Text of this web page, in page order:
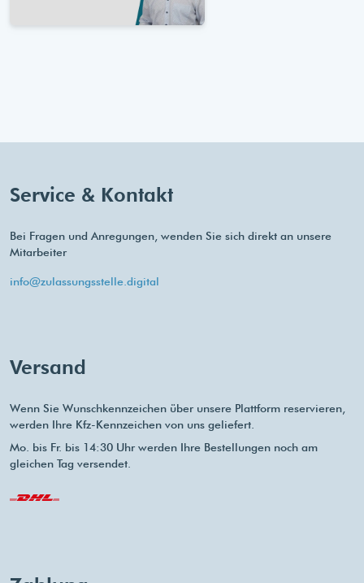
Service & Kontakt
Bei Fragen und Anregungen, wenden Sie sich direkt an unsere
Mitarbeiter
info@zulassungsstelle.digital
Versand
Wenn Sie Wunschkennzeichen über unsere Plattform reservieren,
werden Ihre Kfz-Kennzeichen von uns geliefert.
Mo. bis Fr. bis 14:30 Uhr werden Ihre Bestellungen noch am
gleichen Tag versendet.